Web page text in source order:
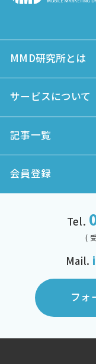
MMD研究所とは
サービスについて
記事一覧
会員登録
Tel.
(
Mail.
フォ